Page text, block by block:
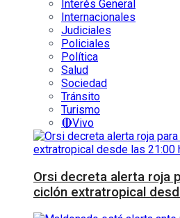
Interés General
Internacionales
Judiciales
Policiales
Política
Salud
Sociedad
Tránsito
Turismo
🔴Vivo
Orsi decreta alerta roja
ciclón extratropical